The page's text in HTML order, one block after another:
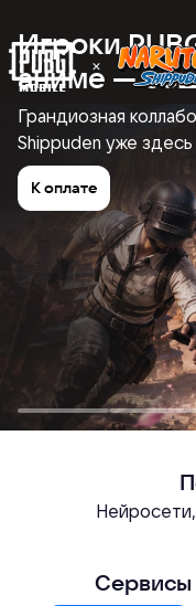
Игроки
аниме —
Грандиозная
Shippuden уже здесь
К оплате